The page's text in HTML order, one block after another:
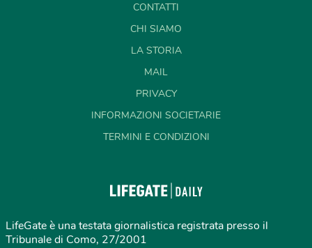
CONTATTI
CHI SIAMO
LA STORIA
MAIL
PRIVACY
INFORMAZIONI SOCIETARIE
TERMINI E CONDIZIONI
LifeGate è una testata giornalistica registrata presso il
Tribunale di Como, 27/2001